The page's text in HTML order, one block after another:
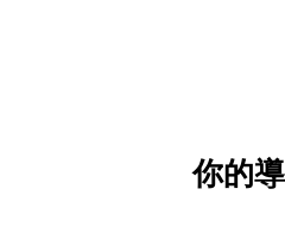
你的